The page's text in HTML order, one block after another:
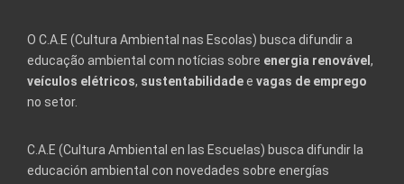
O C.A.E (Cultura Ambiental nas Escolas) busca difundir a
educação ambiental com notícias sobre energia renovável ,
veículos elétricos, sustentabilidadee vagas de emprego
no setor.
C.A.E (Cultura Ambiental en las Escuelas) busca difundir la
educación ambiental con novedades sobre energías